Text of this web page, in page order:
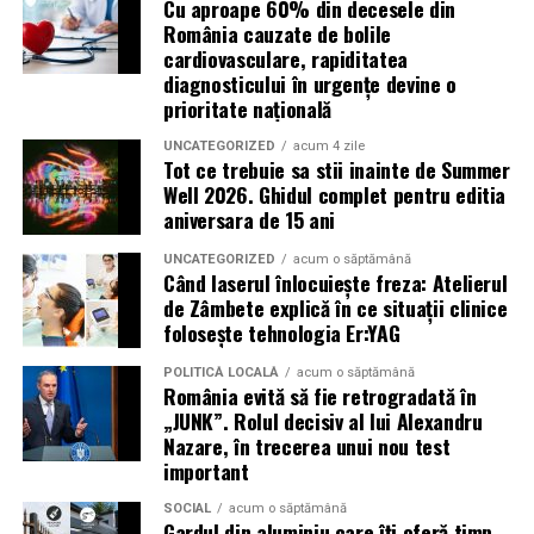
pierde o ofertă sau o oportunitate. Mesajele care anunță
ultimele bilete disponibile, acces limitat la o transmisie
sau câștigarea unui premiu pot determina utilizatorii să
reacționeze înainte de a verifica sursa.
Turneul se încheie pe 19 iulie, iar specialiștii anticipează
o intensificare a activității frauduloase în perioada
finalei. Printre cele mai utilizate pretexte se numără
transmisiunile pirat, biletele revândute, pariurile,
tombolele, concursurile și falsele oferte de călătorie.
Pentru a răspunde riscurilor tot mai complexe,
cyber_Folks a lansat la finalul lunii iunie robo_Folks,
primul asistent AI integrat într-un panou de hosting
din România. Acesta poate efectua, la cererea
utilizatorului, un audit al securității site-ului, care
include verificarea certificatelor SSL, a configurărilor
DNS și a sistemelor SPF, DKIM și DMARC utilizate
pentru protecția e-mailului împotriva uzurpării
Cu aproape 60% din decesele din
România cauzate de bolile
cardiovasculare, rapiditatea
diagnosticului în urgențe devine o
prioritate națională
UNCATEGORIZED acum 4 zile
Tot ce trebuie sa stii inainte de Summer
Well 2026. Ghidul complet pentru editia
aniversara de 15 ani
UNCATEGORIZED acum o săptămână
Când laserul înlocuiește freza: Atelierul
de Zâmbete explică în ce situații clinice
folosește tehnologia Er:YAG
POLITICĂ LOCALĂ acum o săptămână
România evită să fie retrogradată în
„JUNK”. Rolul decisiv al lui Alexandru
Nazare, în trecerea unui nou test
important
SOCIAL acum o săptămână